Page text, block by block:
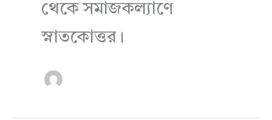
থেকে সমাজকল্যাণে
স্নাতকোত্তর।